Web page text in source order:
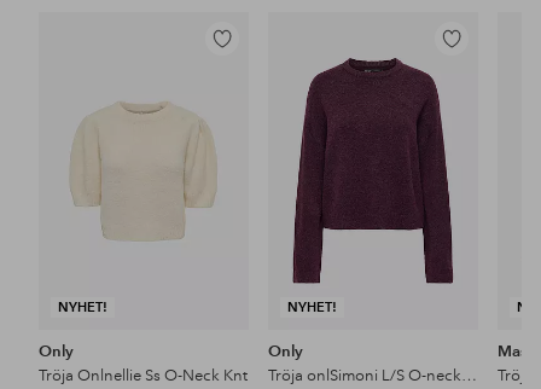
NYHET!
Lägg
Only
Tröja Onlnellie Ss O-Neck Knt
NYHET!
Lägg
i
favoriter
Only
Tröja onlSimoni L/S O-neck Knt N
Masai
Tröja